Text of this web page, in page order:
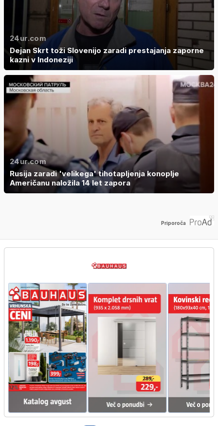
24ur.com
Dejan Skrt toži Slovenijo zaradi prestajanja zaporne
kazni v Indoneziji
24ur.com
Rusija zaradi 'velikega' tihotapljenja konoplje
Američanu naložila 14 let zapora
Priporoča